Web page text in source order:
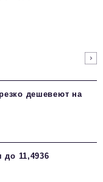
дешевеют на
до 11,4936